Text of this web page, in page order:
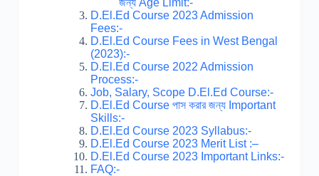
জন্য Age Limit:-
D.El.Ed Course 2023 Admission
Fees:-
D.El.Ed Course Fees in West Bengal
(2023):-
D.El.Ed Course 2022 Admission
Process:-
Job, Salary, Scope D.El.Ed Course:-
D.El.Ed Course পাস করার জন্য Important
Skills:-
D.El.Ed Course 2023 Syllabus:-
D.El.Ed Course 2023 Merit List :–
D.El.Ed Course 2023 Important Links:-
FAQ:-